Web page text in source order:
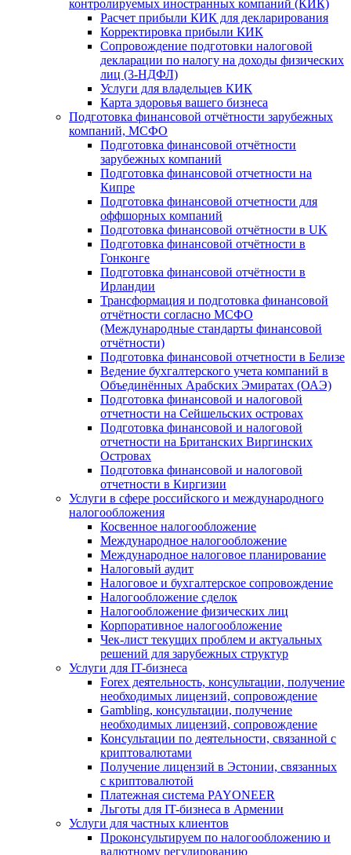
контролируемых иностранных компаний (КИК)
Расчет прибыли КИК для декларирования
Корректировка прибыли КИК
Сопровождение подготовки налоговой
декларации по налогу на доходы физических
лиц (3-НДФЛ)
Услуги для владельцев КИК
Карта здоровья вашего бизнеса
Подготовка финансовой отчётности зарубежных
компаний, МСФО
Подготовка финансовой отчётности
зарубежных компаний
Подготовка финансовой отчетности на
Кипре
Подготовка финансовой отчетности для
оффшорных компаний
Подготовка финансовой отчётности в UK
Подготовка финансовой отчётности в
Гонконге
Подготовка финансовой отчётности в
Ирландии
Трансформация и подготовка финансовой
отчётности согласно МСФО
(Международные стандарты финансовой
отчётности)
Подготовка финансовой отчетности в Белизе
Ведение бухгалтерского учета компаний в
Объединённых Арабских Эмиратах (ОАЭ)
Подготовка финансовой и налоговой
отчетности на Сейшельских островах
Подготовка финансовой и налоговой
отчетности на Британских Виргинских
Островах
Подготовка финансовой и налоговой
отчетности в Киргизии
Услуги в сфере российского и международного
налогообложения
Косвенное налогообложение
Международное налогообложение
Международное налоговое планирование
Налоговый аудит
Налоговое и бухгалтерское сопровождение
Налогообложение сделок
Налогообложение физических лиц
Корпоративное налогообложение
Чек-лист текущих проблем и актуальных
решений для зарубежных структур
Услуги для IT-бизнеса
Forex деятельность, консультации, получение
необходимых лицензий, сопровождение
Gambling, консультации, получение
необходимых лицензий, сопровождение
Консультации по деятельности, связанной с
криптовалютами
Получение лицензий в Эстонии, связанных
с криптовалютой
Платежная система PAYONEER
Льготы для IT-бизнеса в Армении
Услуги для частных клиентов
Проконсультируем по налогообложению и
валютному регулированию